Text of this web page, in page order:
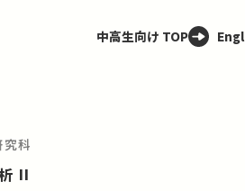
中高生向け TOP
科
II